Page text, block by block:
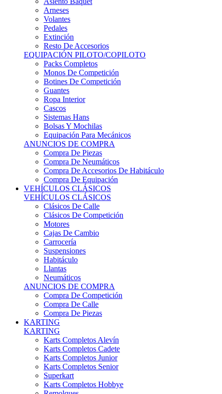
Volantes
Pedales
Extinción
Resto De Accesorios
EQUIPACIÓN PILOTO/COPILOTO
Packs Completos
Monos De Competición
Botines De Competición
Guantes
Ropa Interior
Cascos
Sistemas Hans
Bolsas Y Mochilas
Equipación Para Mecánicos
ANUNCIOS DE COMPRA
Compra De Piezas
Compra De Neumáticos
Compra De Accesorios De Habitáculo
Compra De Equipación
VEHÍCULOS CLÁSICOS
VEHÍCULOS CLÁSICOS
Clásicos De Calle
Clásicos De Competición
Motores
Cajas De Cambio
Carrocería
Suspensiones
Habitáculo
Llantas
Neumáticos
ANUNCIOS DE COMPRA
Compra De Competición
Compra De Calle
Compra De Piezas
KARTING
KARTING
Karts Completos Alevín
Karts Completos Cadete
Karts Completos Junior
Karts Completos Senior
Superkart
Karts Completos Hobbye
Remolques
PIEZAS Y EQUIPACIONES